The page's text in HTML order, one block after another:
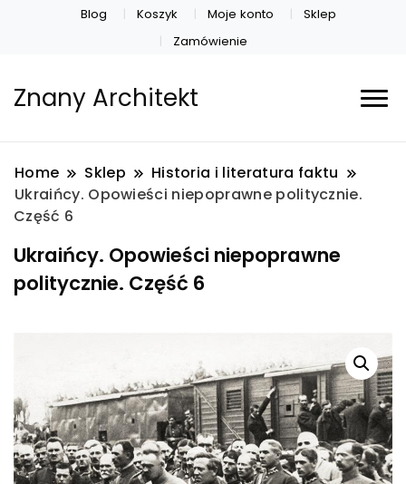
Blog Koszyk Moje konto
Sklep
Zamówienie
Znany Architekt
Home Sklep
Historia i literatura faktu
Ukraińcy. Opowieści niepoprawne politycznie.
Część 6
Ukraińcy. Opowieści niepoprawne
politycznie. Część 6